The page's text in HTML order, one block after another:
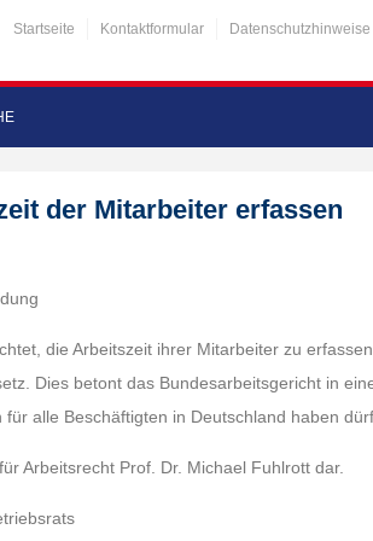
Startseite Kontaktformular Datenschutzhinweise
der Mitarbeiter erfassen
die Arbeitszeit ihrer Mitarbeiter zu
Dies betont das Bundesarbeitsgericht in
alle Beschäftigten in Deutschland haben
Arbeitsrecht Prof. Dr. Michael Fuhlrott dar.